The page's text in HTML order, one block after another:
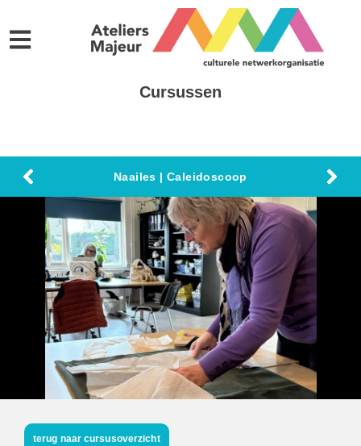
Cursussen
Naailes | Caleidoscoop
terug naar cursusoverzicht